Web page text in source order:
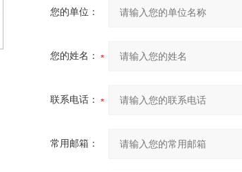
您的单位：
您的姓名：
联系电话：
常用邮箱：